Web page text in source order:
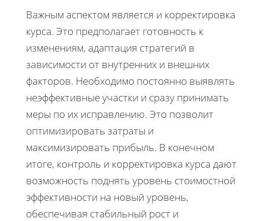
Важным аспектом является и корректировка
курса. Это предполагает готовность к
изменениям, адаптация стратегий в
зависимости от внутренних и внешних
факторов. Необходимо постоянно выявлять
неэффективные участки и сразу принимать
меры по их исправлению. Это позволит
оптимизировать затраты и
максимизировать прибыль. В конечном
итоге, контроль и корректировка курса дают
возможность поднять уровень стоимостной
эффективности на новый уровень,
обеспечивая стабильный рост и